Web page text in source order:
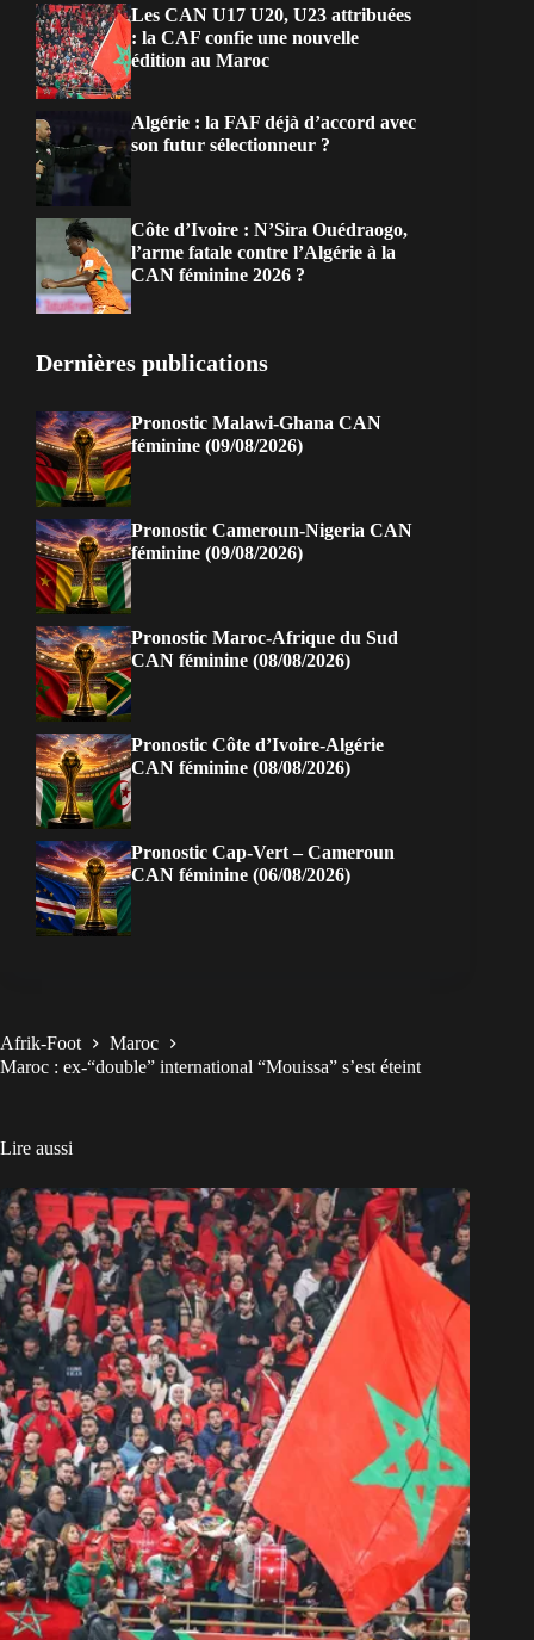
Les CAN U17 U20, U23 attribuées
: la CAF confie une nouvelle
édition au Maroc
Algérie : la FAF déjà d’accord avec
son futur sélectionneur ?
Côte d’Ivoire : N’Sira Ouédraogo,
l’arme fatale contre l’Algérie à la
CAN féminine 2026 ?
Dernières publications
Pronostic Malawi-Ghana CAN
féminine (09/08/2026)
Pronostic Cameroun-Nigeria CAN
féminine (09/08/2026)
Pronostic Maroc-Afrique du Sud
CAN féminine (08/08/2026)
Pronostic Côte d’Ivoire-Algérie
CAN féminine (08/08/2026)
Pronostic Cap-Vert – Cameroun
CAN féminine (06/08/2026)
Afrik-Foot
Maroc
Maroc : ex-“double” international “Mouissa” s’est éteint
Lire aussi